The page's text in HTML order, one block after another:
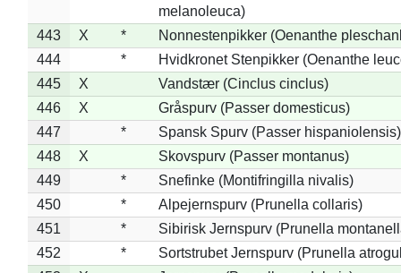
melanoleuca)
443
X *
Nonnestenpikker (Oenanthe
444
*
Hvidkronet Stenpikker (Oenanthe
445
X
Vandstær (Cinclus cinclus)
446
X
Gråspurv (Passer domesticus)
447
*
Spansk Spurv (Passer hispaniolensis)
448
X
Skovspurv (Passer montanus)
449
*
Snefinke (Montifringilla nivalis)
450
*
Alpejernspurv (Prunella collaris)
451
*
Sibirisk Jernspurv (Prunella
452
*
Sortstrubet Jernspurv (Prunella